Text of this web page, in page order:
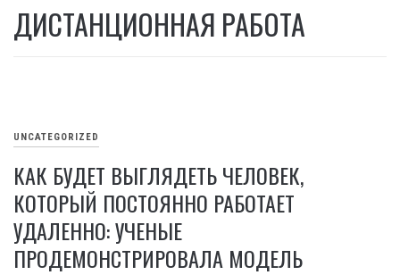
ДИСТАНЦИОННАЯ РАБОТА
UNCATEGORIZED
КАК БУДЕТ ВЫГЛЯДЕТЬ ЧЕЛОВЕК,
КОТОРЫЙ ПОСТОЯННО РАБОТАЕТ
УДАЛЕННО: УЧЕНЫЕ
ПРОДЕМОНСТРИРОВАЛА МОДЕЛЬ